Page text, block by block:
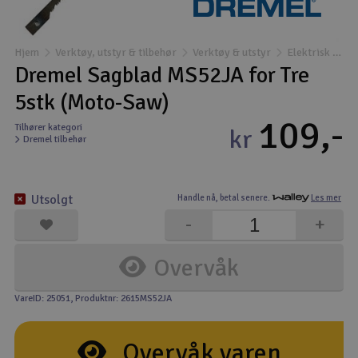
Droner
Droner for FPV
Fly
Helikopter
Kamerautstyr
Modellbygging, LEGO & byggesett
Modelljernbane
Motor & tilbehør
Hjem Verktøy, utstyr & tilbehør Verktøy & utstyr Elektrisk verktøy
Dremel Sagblad MS52JA for Tre
5stk (Moto-Saw)
Tilhører kategori
Dremel tilbehør
Handle nå, betal senere. Les mer
kr 109,-
Overvåk
+
-
Utsolgt
VareID: 25051, Produktnr: 2615MS52JA